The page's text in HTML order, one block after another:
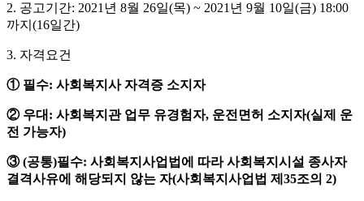
2. 공고기간: 2021 년 8월 26일(목) ~ 2021 년 9월 10일(금) 18:00
까지 (16일간)
3. 자격요건
① 필수: 사회복지사 자격증 소지자
② 우대 : 사회복지관 업무 유경험자, 운전면허 소지자(실제 운
전 가능자)
③ (공통)필수: 사회복지사업법에 따라 사회복지시설 종사자
결격사유에 해당되지 않는 자(사회복지사업법 제 35조의 2)